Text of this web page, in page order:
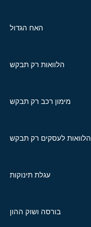
האח הגדול
הלוואות רק תבקש
מימון רכב רק תבקש
הלוואות לעסקים רק תבקש
עגלת תינוקות
בורסה ושוק ההון